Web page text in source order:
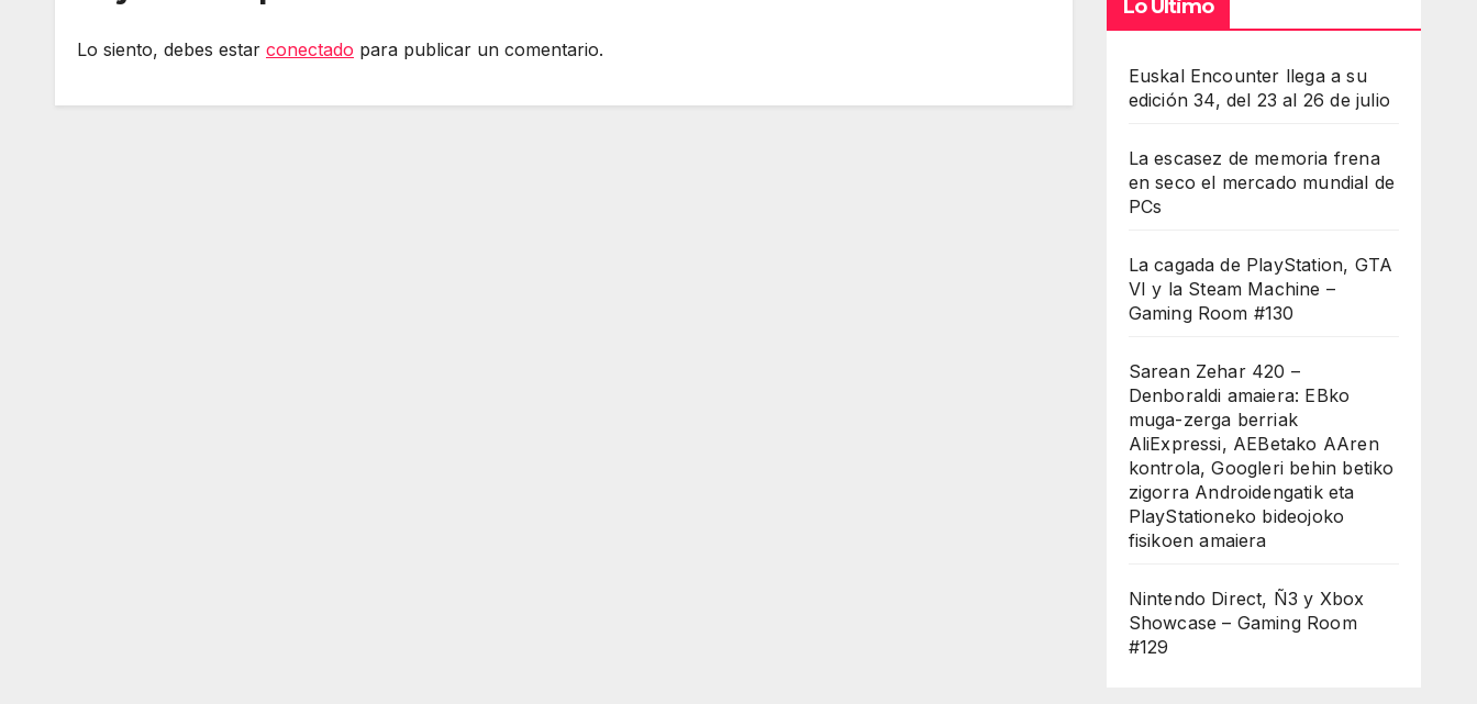
Lo siento, debes estar conectado para publicar un comentario.
Lo Último
Euskal Encounter llega a su
edición 34, del 23 al 26 de julio
La escasez de memoria frena
en seco el mercado mundial de
PCs
La cagada de PlayStation, GTA
VI y la Steam Machine –
Gaming Room #130
Sarean Zehar 420 –
Denboraldi amaiera: EBko
muga-zerga berriak
AliExpressi, AEBetako AAren
kontrola, Googleri behin betiko
zigorra Androidengatik eta
PlayStationeko bideojoko
fisikoen amaiera
Nintendo Direct, Ñ3 y Xbox
Showcase – Gaming Room
#129